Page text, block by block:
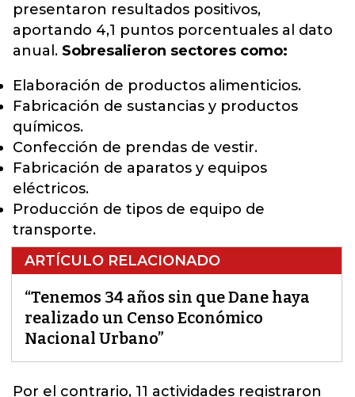
presentaron resultados positivos,
aportando 4,1 puntos porcentuales al dato
anual. Sobresalieron sectores como:
Elaboración de productos alimenticios.
Fabricación de sustancias y productos
químicos.
Confección de prendas de vestir.
Fabricación de aparatos y equipos
eléctricos.
Producción de tipos de equipo de
transporte.
ARTÍCULO RELACIONADO
“Tenemos 34 años sin que Dane haya
realizado un Censo Económico
Nacional Urbano”
Por el contrario, 11 actividades registraron